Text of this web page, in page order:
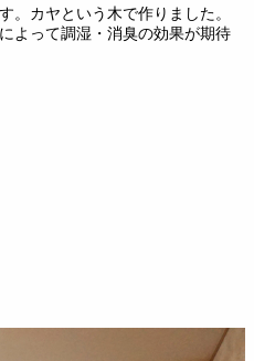
。カヤという木で作りました。
よって調湿・消臭の効果が期待